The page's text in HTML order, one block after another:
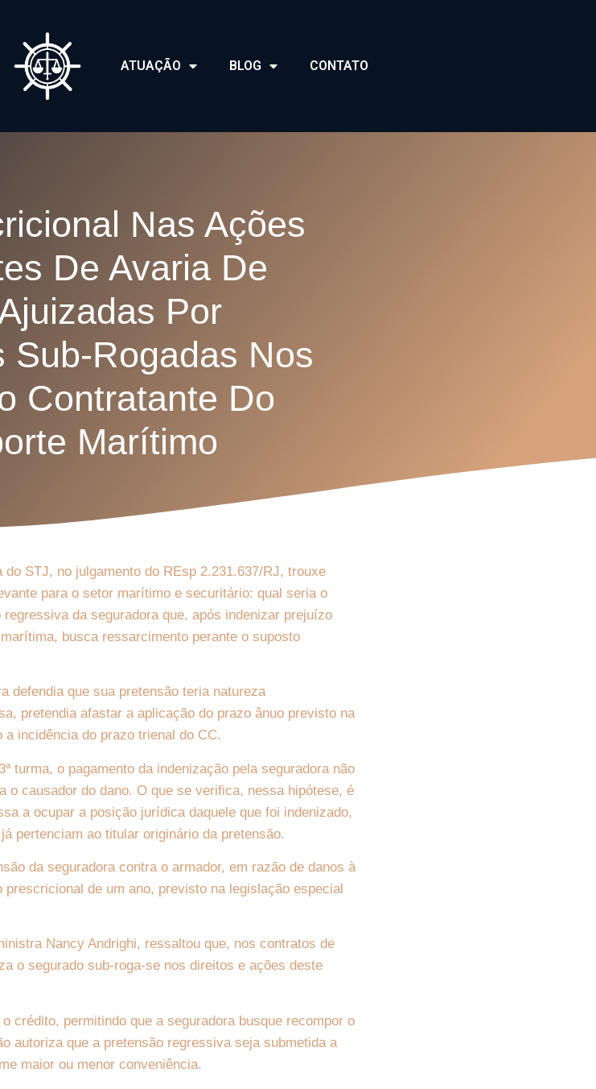
ATUAÇÃO BLOG CONTATO
Nas Ações
De Avaria De
Por
Sub-Rogadas Nos
Contratante Do
Marítimo
STJ, no julgamento do REsp 2.231.637/RJ, trouxe
para o setor marítimo e securitário: qual seria o
da seguradora que, após indenizar prejuízo
busca ressarcimento perante o suposto
defendia que sua pretensão teria natureza
pretendia afastar a aplicação do prazo ânuo previsto na
incidência do prazo trienal do CC.
turma, o pagamento da indenização pela seguradora não
o causador do dano. O que se verifica, nessa hipótese, é
a ocupar a posição jurídica daquele que foi indenizado,
pertenciam ao titular originário da pretensão.
da seguradora contra o armador, em razão de danos à
de um ano, previsto na legislação especial
Nancy Andrighi, ressaltou que, nos contratos de
o segurado sub-roga-se nos direitos e ações deste
crédito, permitindo que a seguradora busque recompor o
autoriza que a pretensão regressiva seja submetida a
maior ou menor conveniência.